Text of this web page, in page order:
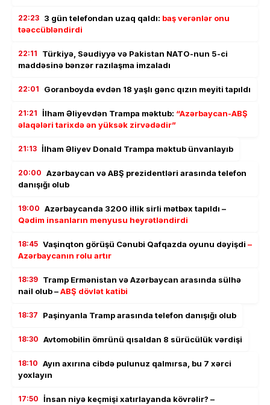
22:23 3 gün telefondan uzaq qaldı: baş verənlər onu
təəccübləndirdi
22:11
Türkiyə, Səudiyyə və Pakistan NATO-nun 5-ci
maddəsinə bənzər razılaşma imzaladı
22:01 Goranboyda evdən 18 yaşlı gənc qızın meyiti tapıldı
21:21 İlham Əliyevdən Trampa məktub: “Azərbaycan-ABŞ
əlaqələri tarixdə ən yüksək zirvədədir”
21:13 İlham Əliyev Donald Trampa məktub ünvanlayıb
20:00 Azərbaycan və ABŞ prezidentləri arasında telefon
danışığı olub
19:00 Azərbaycanda 3200 illik sirli mətbəx tapıldı –
Qədim insanların menyusu heyrətləndirdi
18:45 Vaşinqton görüşü Cənubi Qafqazda oyunu dəyişdi –
Azərbaycanın rolu artır
18:39 Tramp Ermənistan və Azərbaycan arasında sülhə
nail olub –ABŞ dövlət katibi
18:37 Paşinyanla Tramp arasında telefon danışığı olub
18:30 Avtomobilin ömrünü qısaldan 8 sürücülük vərdişi
18:10 Ayın axırına cibdə pulunuz qalmırsa, bu 7 xərci
yoxlayın
17:50 İnsan niyə keçmişi xatırlayanda kövrəlir? –